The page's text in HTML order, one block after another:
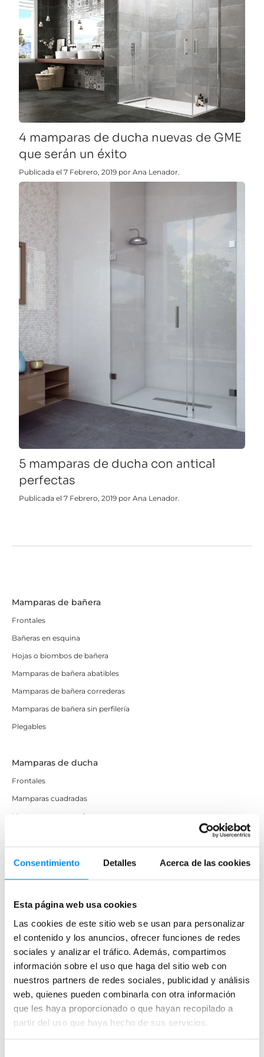
Consentimiento Detalles Acerca de las cookies
Esta página web usa cookies
Las cookies de este sitio web se usan para personalizar
el contenido y los anuncios, ofrecer funciones de redes
sociales y analizar el tráfico. Además, compartimos
información sobre el uso que haga del sitio web con
nuestros partners de redes sociales, publicidad y análisis
web, quienes pueden combinarla con otra información
que les haya proporcionado o que hayan recopilado a
partir del uso que haya hecho de sus servicios.
4 mamparas de ducha nuevas de GME
que serán un éxito
Publicada el 7 Febrero, 2019 por Ana Lenador.
5 mamparas de ducha con antical
perfectas
Publicada el 7 Febrero, 2019 por Ana Lenador.
Mamparas de bañera
Frontales
Bañeras en esquina
Hojas o biombos de bañera
Mamparas de bañera abatibles
Mamparas de bañera correderas
Mamparas de bañera sin perfilería
Plegables
Mamparas de ducha
Frontales
Mamparas cuadradas
Mamparas rectangulares
Correderas sin perfiles
Apertura plegable
Cristal fijo para ducha
Correderas
Mamparas doble hoja
Mamparas a ras de suelo
Mamparas con armario
Mamparas de colores